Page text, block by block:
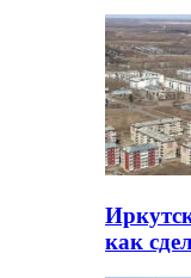
как